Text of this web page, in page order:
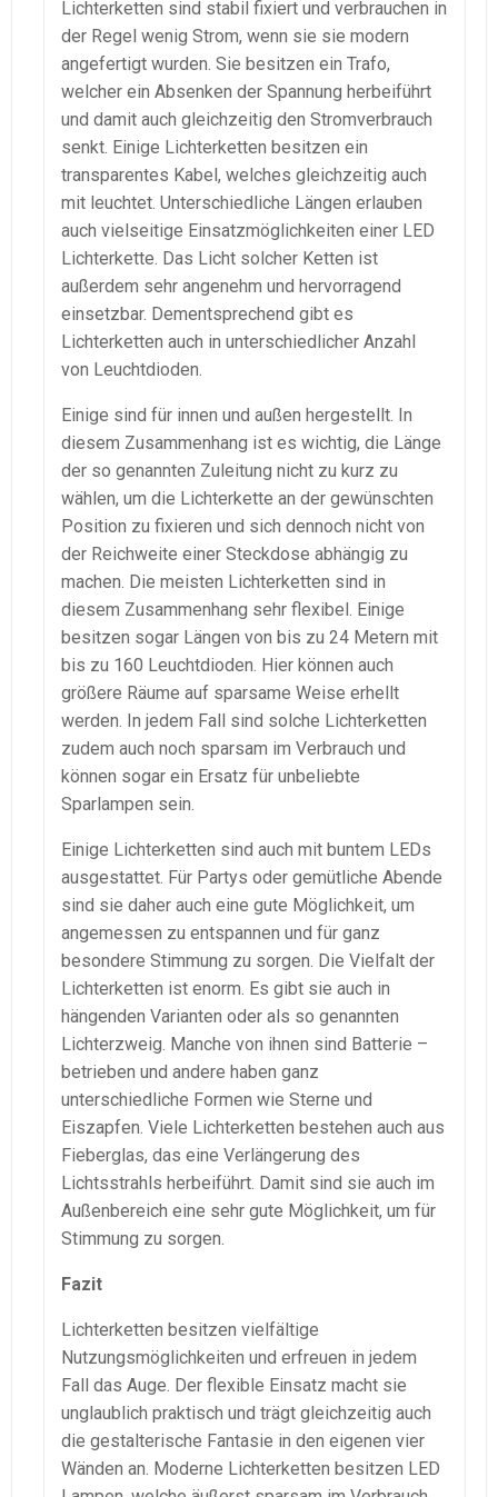
Lichterketten sind stabil fixiert und verbrauchen in
der Regel wenig Strom, wenn sie sie modern
angefertigt wurden. Sie besitzen ein Trafo,
welcher ein Absenken der Spannung herbeiführt
und damit auch gleichzeitig den Stromverbrauch
senkt. Einige Lichterketten besitzen ein
transparentes Kabel, welches gleichzeitig auch
mit leuchtet. Unterschiedliche Längen erlauben
auch vielseitige Einsatzmöglichkeiten einer LED
Lichterkette. Das Licht solcher Ketten ist
außerdem sehr angenehm und hervorragend
einsetzbar. Dementsprechend gibt es
Lichterketten auch in unterschiedlicher Anzahl
von Leuchtdioden.
Einige sind für innen und außen hergestellt. In
diesem Zusammenhang ist es wichtig, die Länge
der so genannten Zuleitung nicht zu kurz zu
wählen, um die Lichterkette an der gewünschten
Position zu fixieren und sich dennoch nicht von
der Reichweite einer Steckdose abhängig zu
machen. Die meisten Lichterketten sind in
diesem Zusammenhang sehr flexibel. Einige
besitzen sogar Längen von bis zu 24 Metern mit
bis zu 160 Leuchtdioden. Hier können auch
größere Räume auf sparsame Weise erhellt
werden. In jedem Fall sind solche Lichterketten
zudem auch noch sparsam im Verbrauch und
können sogar ein Ersatz für unbeliebte
Sparlampen sein.
Einige Lichterketten sind auch mit buntem LEDs
ausgestattet. Für Partys oder gemütliche Abende
sind sie daher auch eine gute Möglichkeit, um
angemessen zu entspannen und für ganz
besondere Stimmung zu sorgen. Die Vielfalt der
Lichterketten ist enorm. Es gibt sie auch in
hängenden Varianten oder als so genannten
Lichterzweig. Manche von ihnen sind Batterie –
betrieben und andere haben ganz
unterschiedliche Formen wie Sterne und
Eiszapfen. Viele Lichterketten bestehen auch aus
Fieberglas, das eine Verlängerung des
Lichtsstrahls herbeiführt. Damit sind sie auch im
Außenbereich eine sehr gute Möglichkeit, um für
Stimmung zu sorgen.
Fazit
Lichterketten besitzen vielfältige
Nutzungsmöglichkeiten und erfreuen in jedem
Fall das Auge. Der flexible Einsatz macht sie
unglaublich praktisch und trägt gleichzeitig auch
die gestalterische Fantasie in den eigenen vier
Wänden an. Moderne Lichterketten besitzen LED